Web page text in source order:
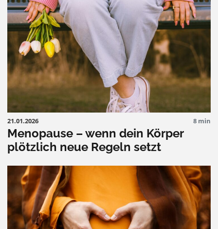
21.01.2026 8 min
Menopause – wenn dein Körper
plötzlich neue Regeln setzt